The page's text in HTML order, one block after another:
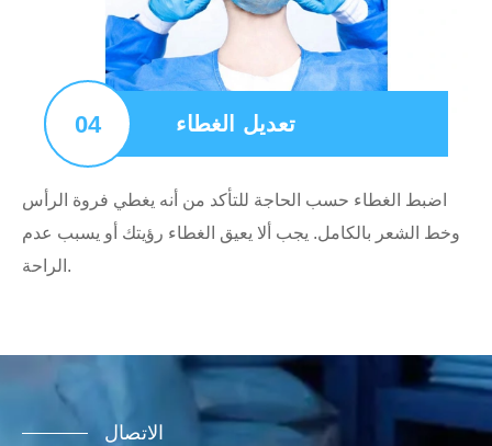
04 تعديل الغطاء
اضبط الغطاء حسب الحاجة للتأكد من أنه يغطي فروة الرأس
وخط الشعر بالكامل. يجب ألا يعيق الغطاء رؤيتك أو يسبب عدم
الراحة.
الاتصال